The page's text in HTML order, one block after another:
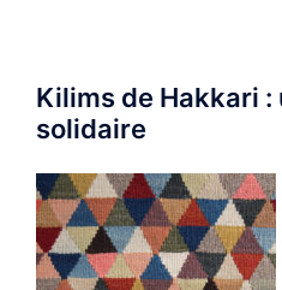
Kilims de Hakkari :
solidaire